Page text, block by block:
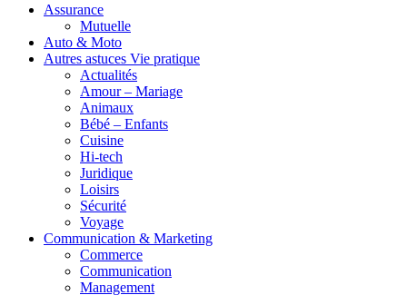
Assurance
Mutuelle
Auto & Moto
Autres astuces Vie pratique
Actualités
Amour – Mariage
Animaux
Bébé – Enfants
Cuisine
Hi-tech
Juridique
Loisirs
Sécurité
Voyage
Communication & Marketing
Commerce
Communication
Management